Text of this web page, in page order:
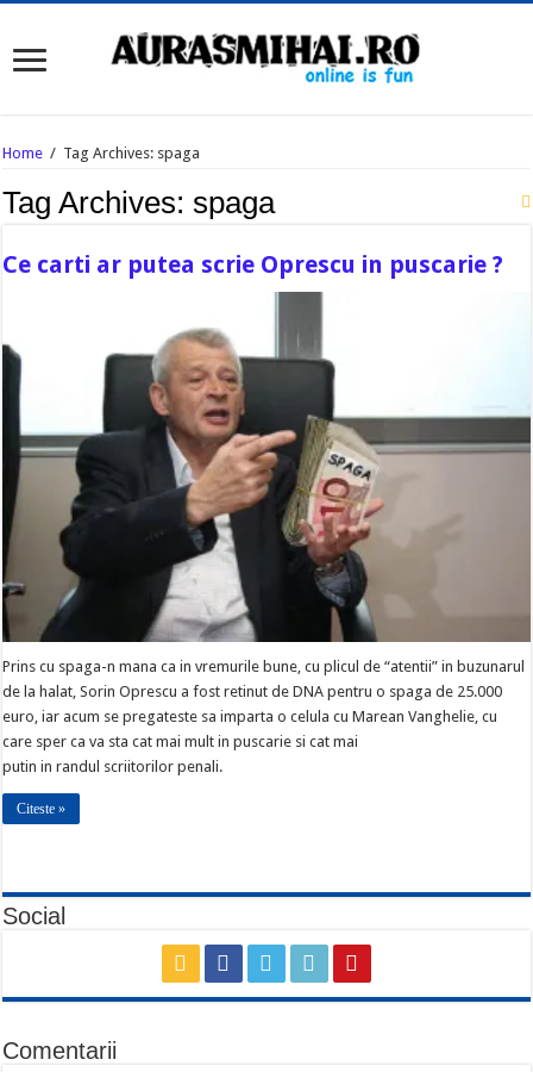
Home / Tag Archives: spaga
Tag Archives:spaga
Ce carti ar putea scrie Oprescu in puscarie ?
Prins cu spaga-n mana ca in vremurile bune, cu plicul de “atentii” in buzunarul
de la halat, Sorin Oprescu a fost retinut de DNA pentru o spaga de 25.000
euro, iar acum se pregateste sa imparta o celula cu Marean Vanghelie, cu
care sper ca va sta cat mai mult in puscarie si cat mai
putin in randul scriitorilor penali.
Citeste »
Social
Comentarii